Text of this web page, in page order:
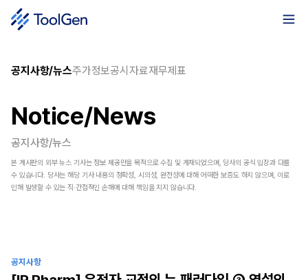
공지사항/뉴스주가정보공시자료재무제표
Notice/News
공지사항/뉴스
본 게시판의 외부 뉴스 기사는 정보 제공만을 목적으로 수집 및 게재되었으며, 당사의 공식 입장과 다를
수 있습니다. 당사는 해당 기사 내용의 정확성, 시의성, 완전성에 대해 어떠한 보증도 하지 않으며, 이로
인해 발생할 수 있는 직·간접적인 손해에 대해 책임을 지지 않습니다.
공지사항